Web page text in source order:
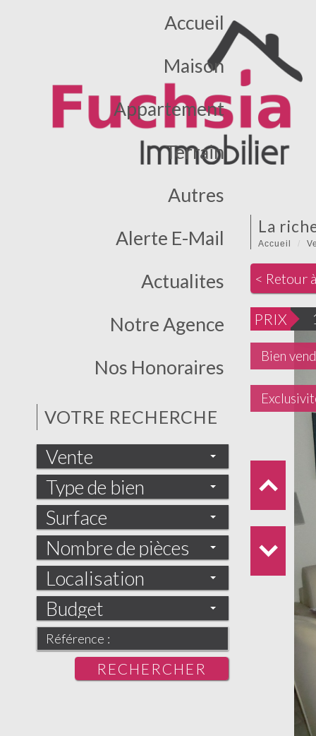
Accueil
Maison
Appartement
Terrain
Autres
Alerte E-Mail
Actualites
Notre Agence
Nos Honoraires
VOTRE RECHERCHE
Vente
Type de bien
Surface
Nombre de pièces
Localisation
Budget
RECHERCHER
la
Accueil
< Retour
PRIX
Bien